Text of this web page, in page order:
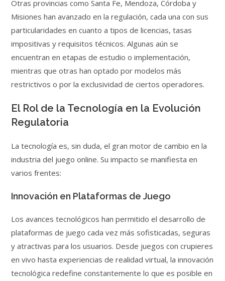
Otras provincias como Santa Fe, Mendoza, Córdoba y
Misiones han avanzado en la regulación, cada una con sus
particularidades en cuanto a tipos de licencias, tasas
impositivas y requisitos técnicos. Algunas aún se
encuentran en etapas de estudio o implementación,
mientras que otras han optado por modelos más
restrictivos o por la exclusividad de ciertos operadores.
El Rol de la Tecnología en la Evolución
Regulatoria
La tecnología es, sin duda, el gran motor de cambio en la
industria del juego online. Su impacto se manifiesta en
varios frentes:
Innovación en Plataformas de Juego
Los avances tecnológicos han permitido el desarrollo de
plataformas de juego cada vez más sofisticadas, seguras
y atractivas para los usuarios. Desde juegos con crupieres
en vivo hasta experiencias de realidad virtual, la innovación
tecnológica redefine constantemente lo que es posible en